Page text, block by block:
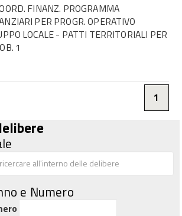
FINANZ. PROGRAMMA
PER PROGR. OPERATIVO
LOCALE - PATTI TERRITORIALI PER
1
1
e Numero